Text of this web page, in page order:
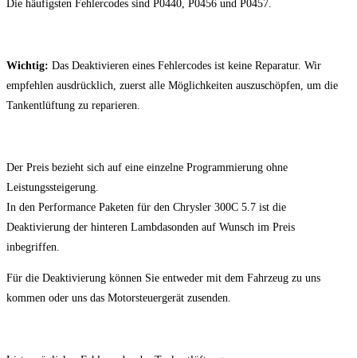
Die häufigsten Fehlercodes sind P0440, P0456 und P0457.
Wichtig: Das Deaktivieren eines Fehlercodes ist keine Reparatur. Wir
empfehlen ausdrücklich, zuerst alle Möglichkeiten auszuschöpfen, um die
Tankentlüftung zu reparieren.
Der Preis bezieht sich auf eine einzelne Programmierung ohne
Leistungssteigerung.
In den Performance Paketen für den Chrysler 300C 5.7 ist die
Deaktivierung der hinteren Lambdasonden auf Wunsch im Preis
inbegriffen.
Für die Deaktivierung können Sie entweder mit dem Fahrzeug zu uns
kommen oder uns das Motorsteuergerät zusenden.